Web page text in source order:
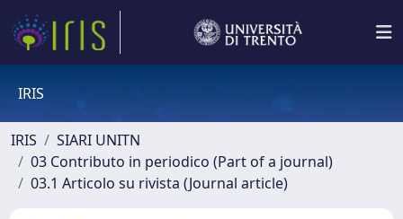
IRIS
IRIS
SIARI UNITN
03 Contributo in periodico (Part of a journal)
03.1 Articolo su rivista (Journal article)